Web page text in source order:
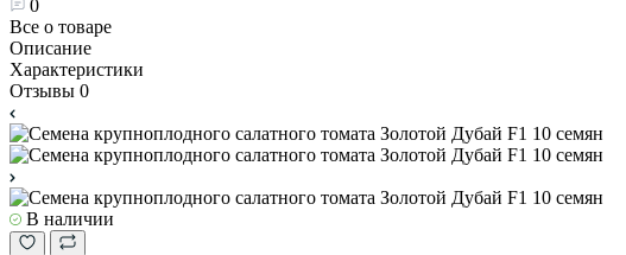
0
Все о товаре
Описание
Характеристики
Отзывы 0
В наличии